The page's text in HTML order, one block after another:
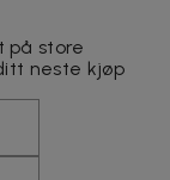
på store
neste kjøp